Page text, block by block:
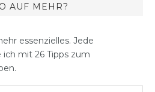
AUF MEHR?
essenzielles. Jede
mit 26 Tipps zum